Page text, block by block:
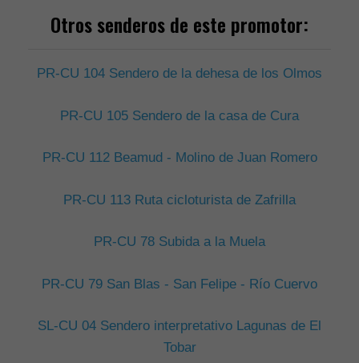
Otros senderos de este promotor:
PR-CU 104 Sendero de la dehesa de los Olmos
PR-CU 105 Sendero de la casa de Cura
PR-CU 112 Beamud - Molino de Juan Romero
PR-CU 113 Ruta cicloturista de Zafrilla
PR-CU 78 Subida a la Muela
PR-CU 79 San Blas - San Felipe - Río Cuervo
SL-CU 04 Sendero interpretativo Lagunas de El
Tobar